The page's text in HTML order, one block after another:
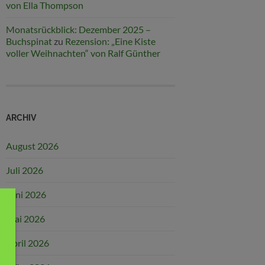
von Ella Thompson
Monatsrückblick: Dezember 2025 –
Buchspinat zu Rezension: „Eine Kiste
voller Weihnachten“ von Ralf Günther
ARCHIV
August 2026
Juli 2026
Juni 2026
Mai 2026
April 2026